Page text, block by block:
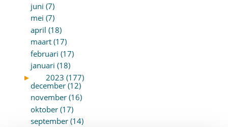
juni (7)
mei (7)
april (18)
maart (17)
februari (17)
januari (18)
►
2023 (177)
december (12)
november (16)
oktober (17)
september (14)